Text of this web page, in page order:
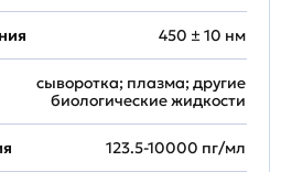
450 ± 10 нм
сыворотка; плазма; другие
биологические жидкости
123.5-10000 пг/мл